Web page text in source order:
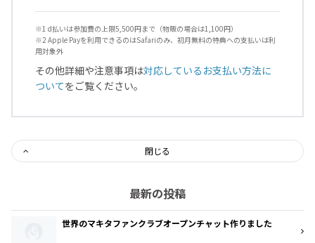
※1 d払いは参加費の上限5,500円まで（物販の場合は1,100円）
※2 Apple Payを利用できるのはSafariのみ、初月無料の特典への支払いは利
用対象外
その他詳細や注意事項は対応しているお支払い方法に
ついてをご覧ください。
閉じる
最新の投稿
世界のマキタファンクラブオープンチャット作りました